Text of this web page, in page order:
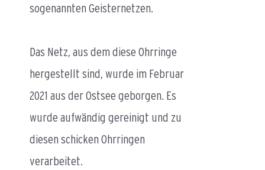
sogenannten Geisternetzen.
Das Netz, aus dem diese Ohrringe
hergestellt sind, wurde im Februar
2021 aus der Ostsee geborgen. Es
wurde aufwändig gereinigt und zu
diesen schicken Ohrringen
verarbeitet.